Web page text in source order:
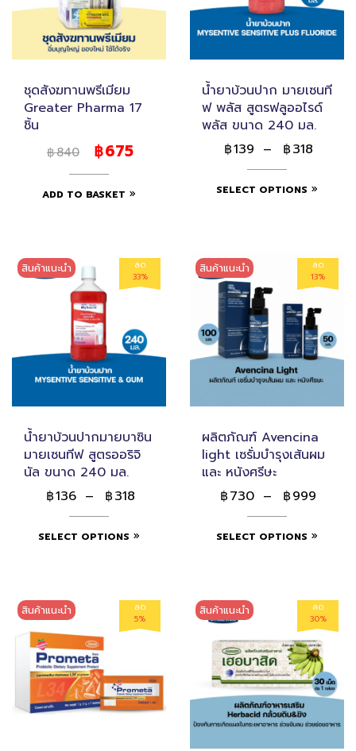
ชุดสังฆทานพรีเมียม
Greater Pharma 17
ชิ้น
฿840 ฿675
ADD TO BASKET
น้ำยาบ้วนปาก มายเซนที
ฟ พลัส สูตรฟลูออไรด์
พลัส ขนาด 240 มล.
฿139 – ฿318
SELECT OPTIONS
ลด
33%
สินค้าแนะนำ
น้ำยาบ้วนปากมายบาซิน
มายเซนทีฟ สูตรออริจิ
นัล ขนาด 240 มล.
฿136 – ฿318
SELECT OPTIONS
ลด
13%
สินค้าแนะนำ
ผลิตภัณฑ์ Avencina
light เซรั่มบำรุงเส้นผม
และ หนังศรีษะ
฿730 – ฿999
SELECT OPTIONS
ลด
5%
สินค้าแนะนำ
ลด
30%
สินค้าแนะนำ